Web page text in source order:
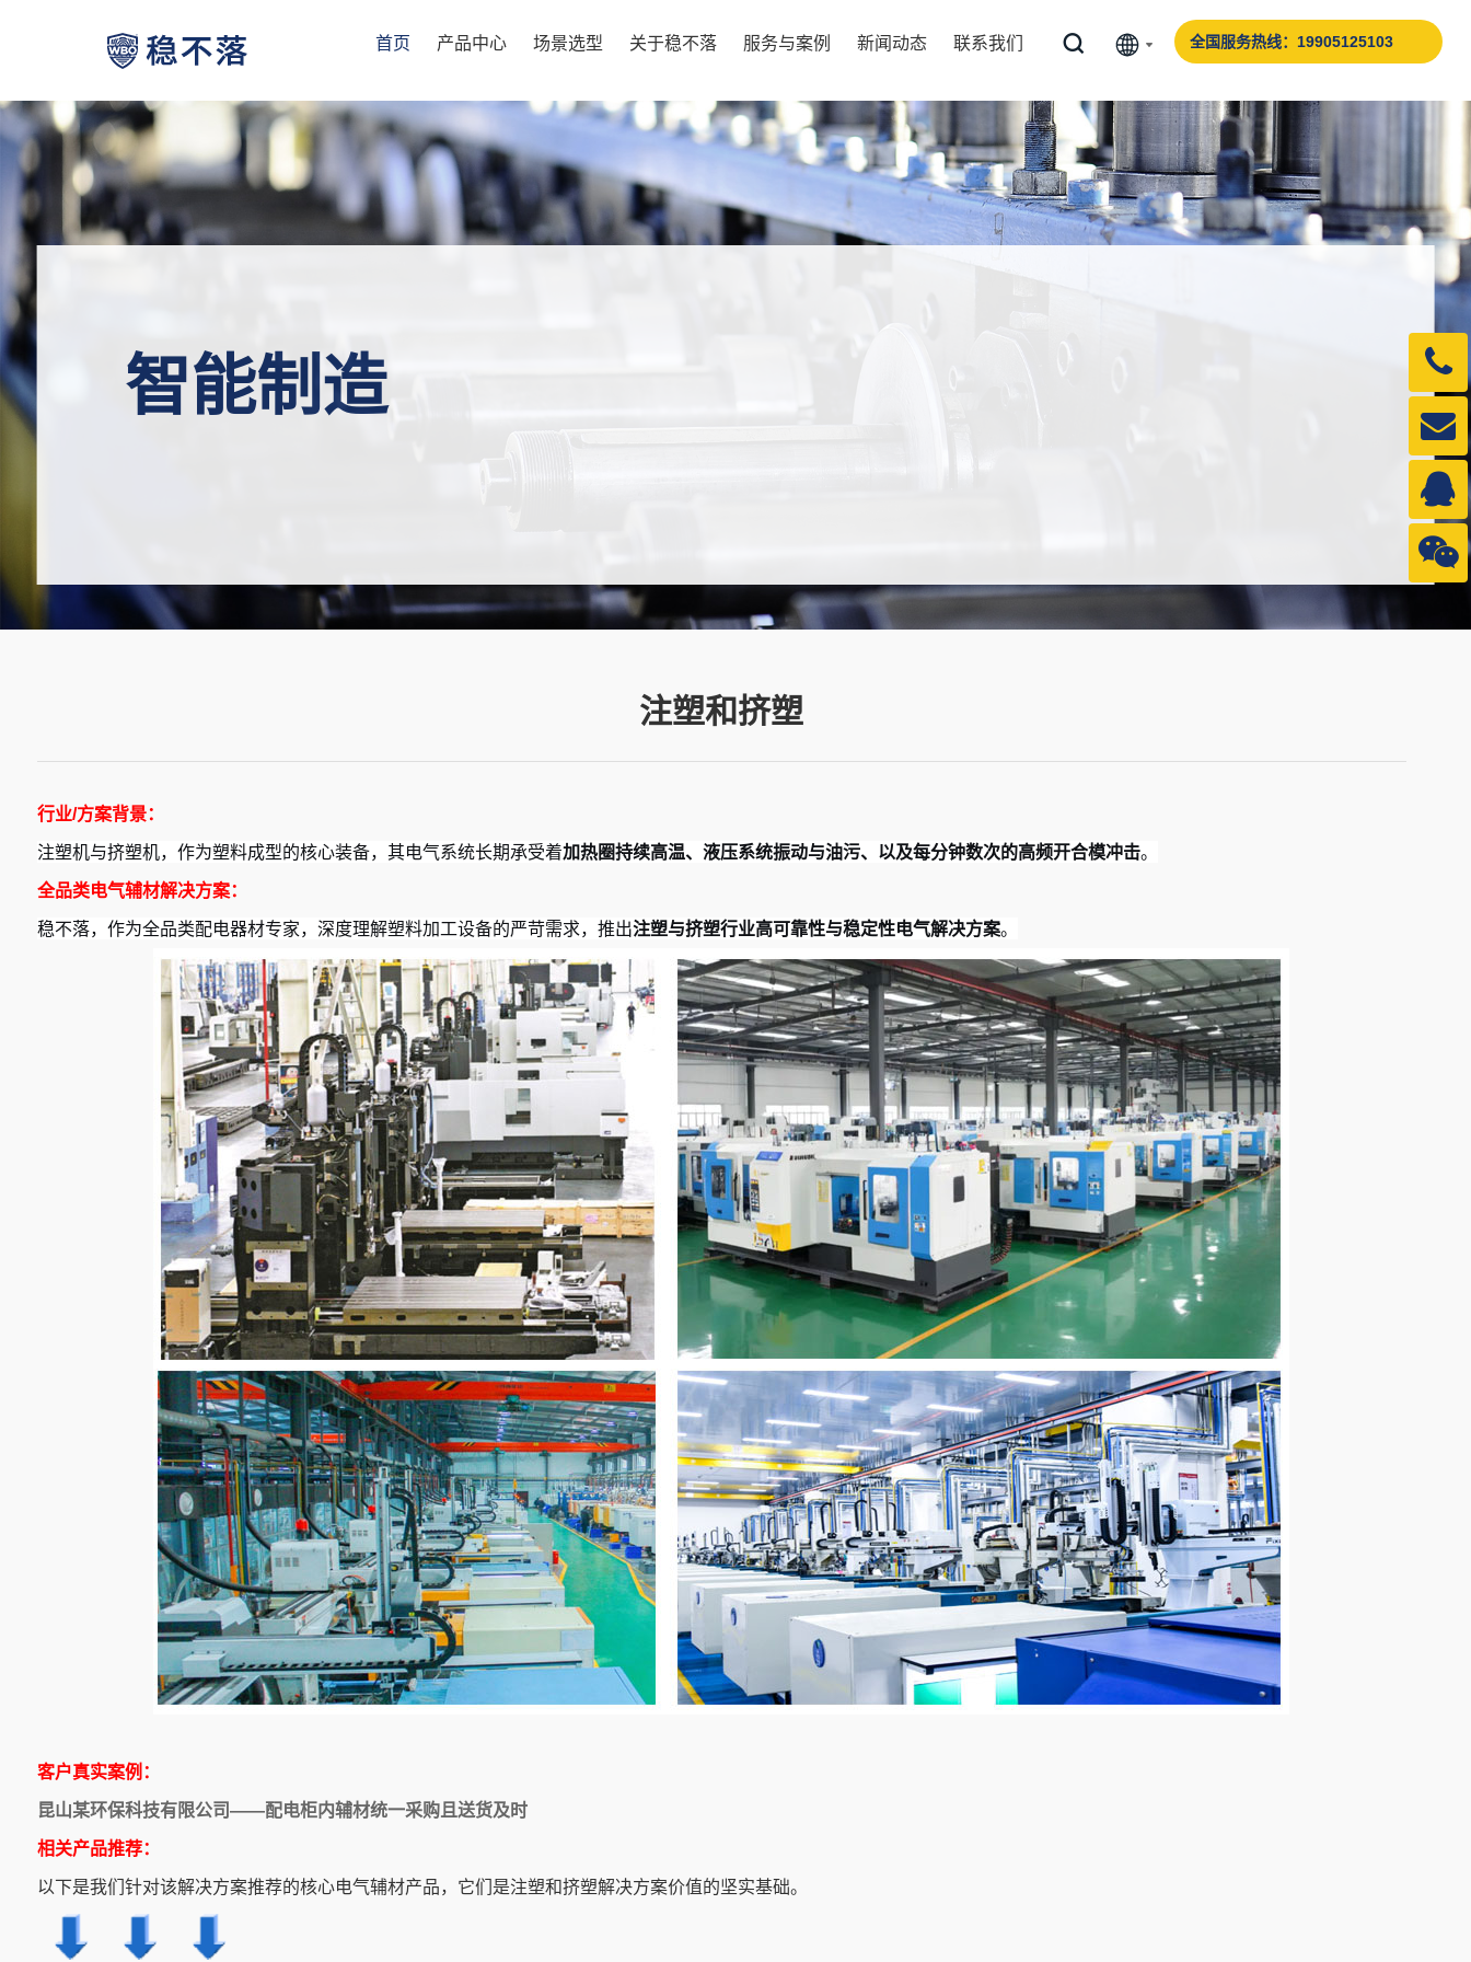
首页 产品中心 场景选型 关于稳不落 服务与案例 新闻动态 联系我们 全国服务热线：19905125103
智能制造
注塑和挤塑
行业/方案背景：
注塑机与挤塑机，作为塑料成型的核心装备，其电气系统长期承受着加热圈持续高温、液压系统振动与油污、以及每分钟数次的高频开合模冲击。
全品类电气辅材解决方案：
稳不落，作为全品类配电器材专家，深度理解塑料加工设备的严苛需求，推出注塑与挤塑行业高可靠性与稳定性电气解决方案。
客户真实案例：
昆山某环保科技有限公司——配电柜内辅材统一采购且送货及时
相关产品推荐：
以下是我们针对该解决方案推荐的核心电气辅材产品，它们是注塑和挤塑解决方案价值的坚实基础。
电
话：
邮
箱：
QQ：